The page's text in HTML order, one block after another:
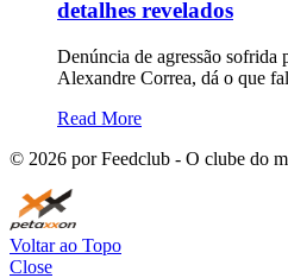
detalhes revelados
Denúncia de agressão sofrida
Alexandre Correa, dá o que
Read More
© 2026 por Feedclub - O clube do
Voltar ao Topo
Close